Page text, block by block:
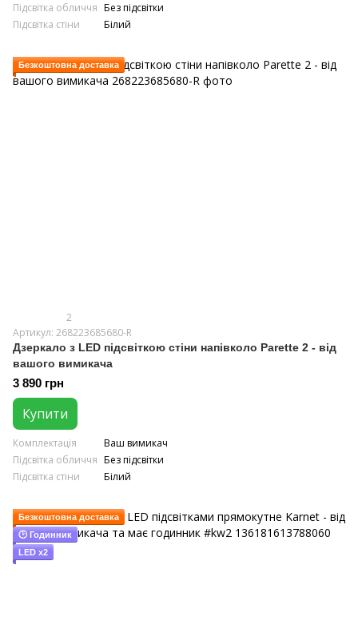
Підсвітка обличчя Без підсвітки
Підсвітка стіни
Білий
Безкоштовна доставка
2
Артикул: 268223685680-R
Дзеркало з LED підсвіткою стіни напівколо Parette 2 - від
вашого вимикача
3 890 грн
Купити
Комплектація
Ваш вимикач
Підсвітка обличчя Без підсвітки
Підсвітка стіни
Білий
Безкоштовна доставка
🕑 Годинник
LED x2